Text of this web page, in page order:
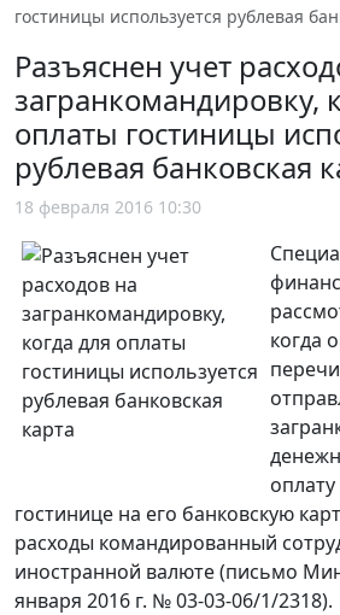
гостиницы используется рублевая
Разъяснен учет
загранкомандировку,
оплаты гостиницы
рублевая банковская
18 февраля 2016 10:30
когда
гостинице на его банковскую
расходы командированный
иностранной валюте (письмо
января 2016 г. № 03-03-06/1/2318).